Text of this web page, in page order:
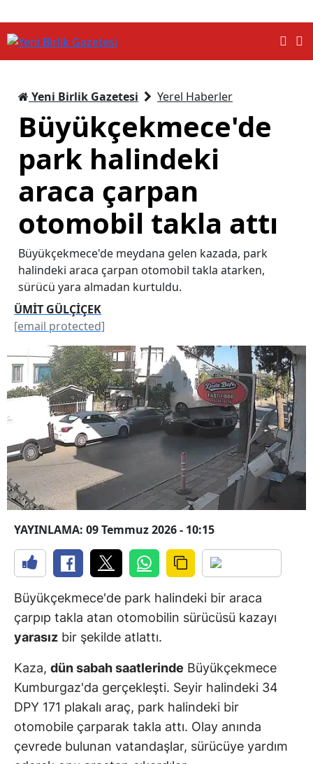
Yeni Birlik Gazetesi Yerel Haberler
Büyükçekmece'de
park halindeki
araca çarpan
otomobil takla attı
Büyükçekmece'de meydana gelen kazada, park
halindeki araca çarpan otomobil takla atarken,
sürücü yara almadan kurtuldu.
ÜMİT GÜLÇİÇEK
[email protected]
YAYINLAMA: 09 Temmuz 2026 - 10:15
Büyükçekmece'de park halindeki bir araca
çarpıp takla atan otomobilin sürücüsü kazayı
yarasız bir şekilde atlattı.
Kaza, dün sabah saatlerinde Büyükçekmece
Kumburgaz'da gerçekleşti. Seyir halindeki 34
DPY 171 plakalı araç, park halindeki bir
otomobile çarparak takla attı. Olay anında
çevrede bulunan vatandaşlar, sürücüye yardım